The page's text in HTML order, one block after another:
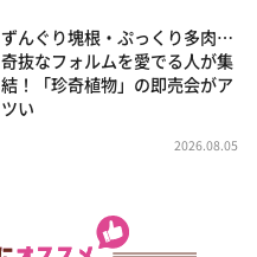
ずんぐり塊根・ぷっくり多肉…
奇抜なフォルムを愛でる人が集
結！「珍奇植物」の即売会がア
ツい
2026.08.05